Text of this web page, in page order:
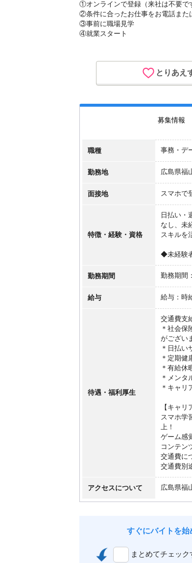
①オンラインで登録（来社は不要で
②条件に合ったお仕事をお電話また
③事前に職場見学
④就業スタート
とりあえ
募集情報
職種 事務・デ
勤務地 広島県福
面接地 スマホで
特徴・経験・資格
日払い・
なし、未
スキルを
◆未経験
勤務期間 勤務期間
給与 給与：時
待遇・福利厚生
交通費支
＊社会
がござい
＊日払
＊定期健
＊有給休
＊メンタ
＊キャリ
【キャリ
スマホ学
上！
ゲーム感
コンテン
交通費に
交通費別
アクセスについて 広島県福
すぐにバイトを始
まとめてチェック